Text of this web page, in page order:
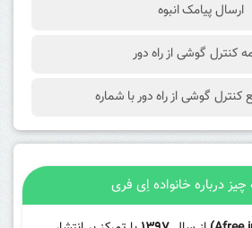
ارسال پیامک انبوه
کنترل گوشی از راه دور
کنترل گوشی از راه دور با شماره
درباره خانواده اِی فری